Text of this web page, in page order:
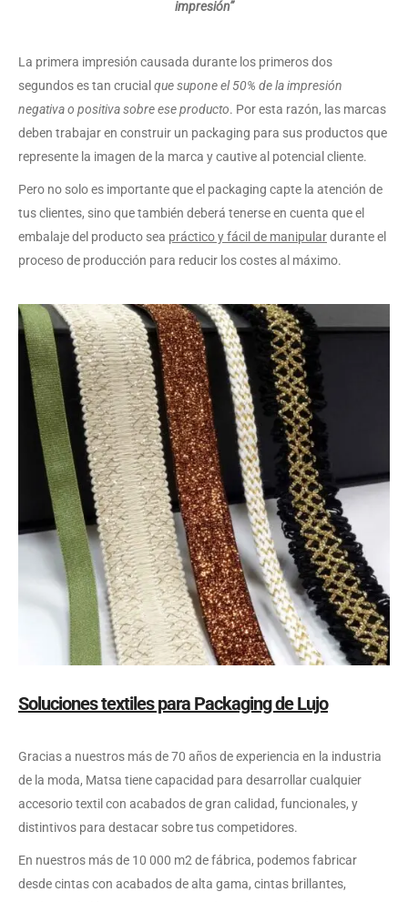
impresión”
La primera impresión causada durante los primeros dos
segundos es tan crucial que supone el 50% de la impresión
negativa o positiva sobre ese producto. Por esta razón, las marcas
deben trabajar en construir un packaging para sus productos que
represente la imagen de la marca y cautive al potencial cliente.
Pero no solo es importante que el packaging capte la atención de
tus clientes, sino que también deberá tenerse en cuenta que el
embalaje del producto sea práctico y fácil de manipulardurante el
proceso de producción para reducir los costes al máximo.
Soluciones textiles para Packaging de Lujo
Gracias a nuestros más de 70 años de experiencia en la industria
de la moda, Matsa tiene capacidad para desarrollar cualquier
accesorio textil con acabados de gran calidad, funcionales, y
distintivos para destacar sobre tus competidores.
En nuestros más de 10 000 m2 de fábrica, podemos fabricar
desde cintas con acabados de alta gama, cintas brillantes,